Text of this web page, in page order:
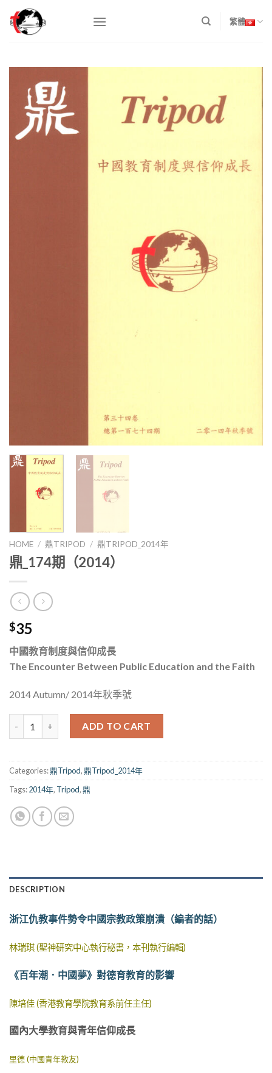
content
繁體
HOME / 鼎TRIPOD / 鼎TRIPOD_2014年
鼎_174期（2014）
$35
中國教育制度與信仰成長
The Encounter Between Public Education and the Faith
2014 Autumn/ 2014年秋季號
ADD TO CART
Categories:鼎Tripod,鼎Tripod_2014年
Tags:2014年, Tripod,鼎
DESCRIPTION
浙江仇教事件勢令中國宗教政策崩潰（編者的話）
林瑞琪 (聖神研究中心執行秘書，本刊執行編輯)
《百年潮．中國夢》對德育教育的影響
陳培佳 (香港教育學院教育系前任主任)
國內大學教育與青年信仰成長
里德 (中國青年教友)